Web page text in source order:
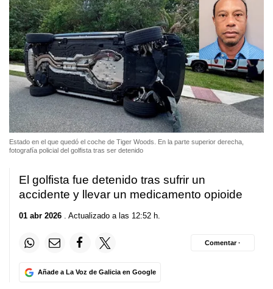
Estado en el que quedó el coche de Tiger Woods. En la parte superior derecha,
fotografía policial del golfista tras ser detenido
El golfista fue detenido tras sufrir un
accidente y llevar un medicamento opioide
01 abr 2026 . Actualizado a las 12:52 h.
Añade a La Voz de Galicia en Google
Comentar ·